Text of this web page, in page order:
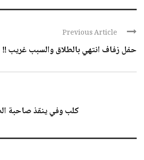
Previous Article
حفل زفاف انتهي بالطلاق والسبب غريب !!
كلب وفي ينقذ صاحبة